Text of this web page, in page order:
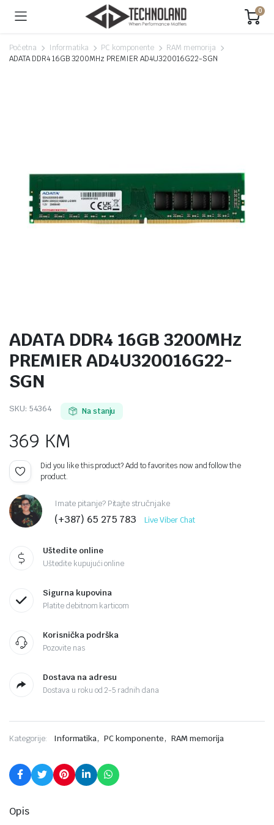
0
Početna Informatika PC komponente
RAM memorija
ADATA DDR4 16GB 3200MHz PREMIER AD4U320016G22-SGN
ADATA DDR4 16GB 3200MHz
PREMIER AD4U320016G22-
SGN
SKU: 54364 Na stanju
369 KM
Did you like this product? Add to favorites now and follow the
product.
Imate pitanje? Pitajte stručnjake
(+387) 65 275 783 Live Viber Chat
Uštedite online
Uštedite kupujući online
Sigurna kupovina
Platite debitnom karticom
Korisnička podrška
Pozovite nas
Dostava na adresu
Dostava u roku od 2-5 radnih dana
Kategorije: Informatika, PC komponente, RAM memorija
Opis